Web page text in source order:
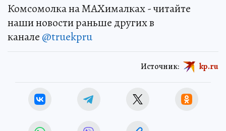
Комсомолка на MAXималках - читайте
наши новости раньше других в
канале @truekpru
Источник: kp.ru